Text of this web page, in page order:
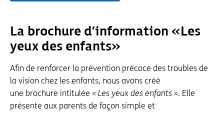
La brochure d’information « Les
yeux des enfants »
Afin de renforcer la prévention précoce des troubles de
la vision chez les enfants, nous avons créé
une brochure intitulée « Les yeux des enfants ». Elle
présente aux parents de façon simple et